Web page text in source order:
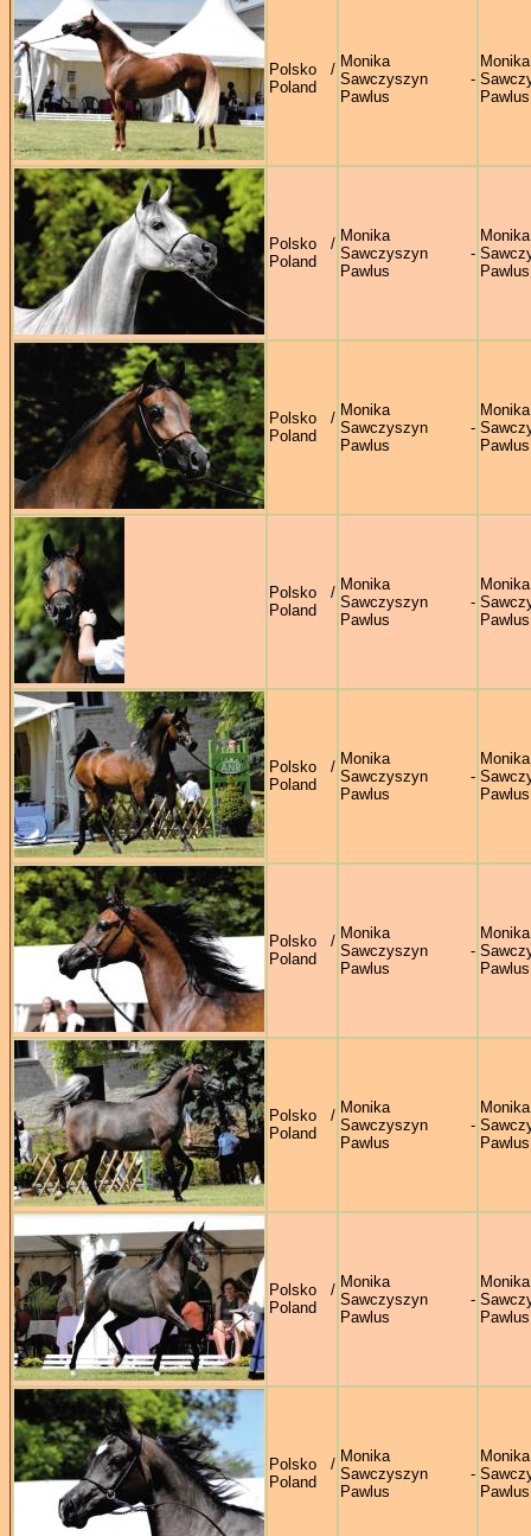
Polsko /
Poland
Monika
Sawczyszyn -
Pawlus
Monika
Pawlus
Polsko /
Poland
Monika
Sawczyszyn -
Pawlus
Monika
Pawlus
Polsko /
Poland
Monika
Sawczyszyn -
Pawlus
Monika
Pawlus
Polsko /
Poland
Monika
Sawczyszyn -
Pawlus
Monika
Pawlus
Polsko /
Poland
Monika
Sawczyszyn -
Pawlus
Monika
Pawlus
Polsko /
Poland
Monika
Sawczyszyn -
Pawlus
Monika
Pawlus
Polsko /
Poland
Monika
Sawczyszyn -
Pawlus
Monika
Pawlus
Polsko /
Poland
Monika
Sawczyszyn -
Pawlus
Monika
Pawlus
Polsko /
Poland
Monika
Sawczyszyn -
Pawlus
Monika
Pawlus